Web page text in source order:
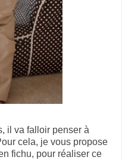
il va falloir penser à
cela, je vous propose
fichu, pour réaliser ce